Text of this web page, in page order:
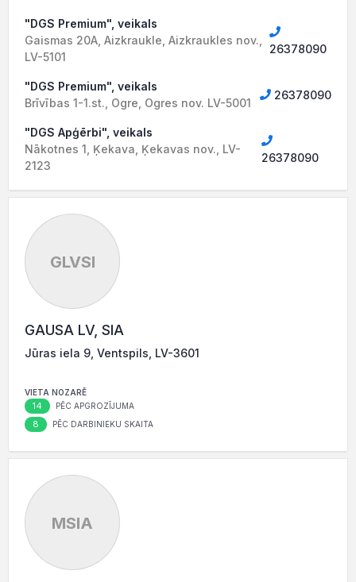
"DGS Premium", veikals
Gaismas 20A, Aizkraukle, Aizkraukles nov.,
LV-5101
26378090
"DGS Premium", veikals
Brīvības 1-1.st., Ogre, Ogres nov. LV-5001
26378090
"DGS Apģērbi", veikals
Nākotnes 1, Ķekava, Ķekavas nov., LV-
2123
26378090
GLVSI
GAUSA LV, SIA
Jūras iela 9, Ventspils, LV-3601
VIETA NOZARĒ
14 PĒC APGROZĪJUMA
8 PĒC DARBINIEKU SKAITA
MSIA